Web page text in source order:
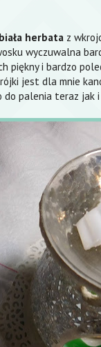
herbataz
wyczuwalna
piękny i bardzo
jest dla mnie
do palenia teraz jak